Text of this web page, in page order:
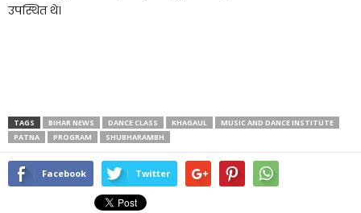
उपस्थित थे।
TAGS BIHAR NEWS DANCE CLASS KHAGAUL
MUSIC AND DANCE INSTITUTE
PATNA
PROGRAM SHUBHARAMBH
Facebook Twitter